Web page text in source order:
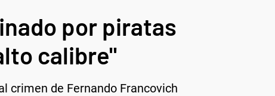
por piratas
calibre"
crimen de Fernando Francovich